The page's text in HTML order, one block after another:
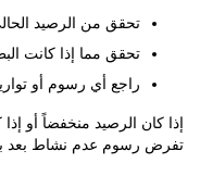
تحقق من الرصيد الحالي.
تحقق مما إذا كانت البطاقة
راجع أي رسوم أو تواريخ
الرصيد منخفضاً أو إذا كانت
رسوم عدم نشاط بعد بضعة